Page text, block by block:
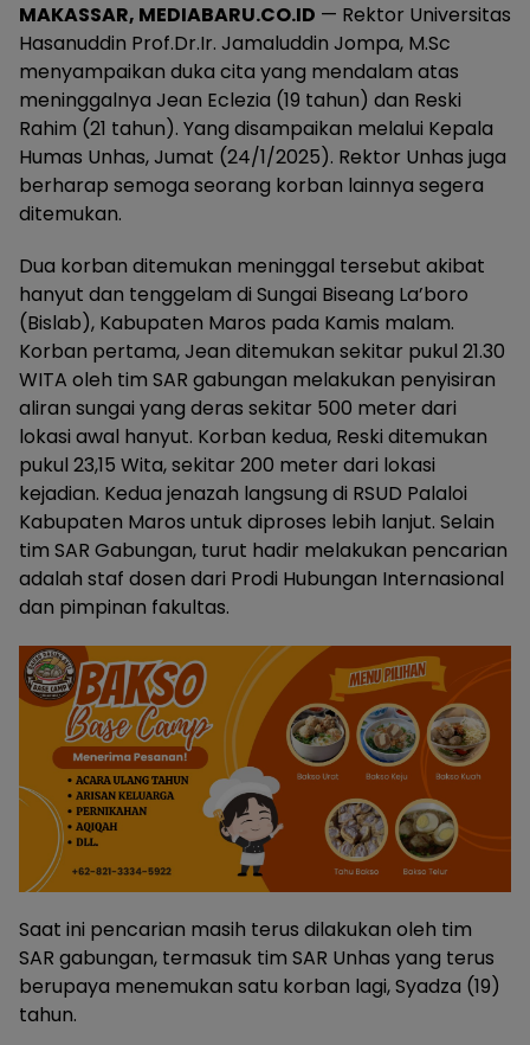
MAKASSAR, MEDIABARU.CO.ID — Rektor Universitas
Hasanuddin Prof.Dr.Ir. Jamaluddin Jompa, M.Sc
menyampaikan duka cita yang mendalam atas
meninggalnya Jean Eclezia (19 tahun) dan Reski
Rahim (21 tahun). Yang disampaikan melalui Kepala
Humas Unhas, Jumat (24/1/2025). Rektor Unhas juga
berharap semoga seorang korban lainnya segera
ditemukan.
Dua korban ditemukan meninggal tersebut akibat
hanyut dan tenggelam di Sungai Biseang La’boro
(Bislab), Kabupaten Maros pada Kamis malam.
Korban pertama, Jean ditemukan sekitar pukul 21.30
WITA oleh tim SAR gabungan melakukan penyisiran
aliran sungai yang deras sekitar 500 meter dari
lokasi awal hanyut. Korban kedua, Reski ditemukan
pukul 23,15 Wita, sekitar 200 meter dari lokasi
kejadian. Kedua jenazah langsung di RSUD Palaloi
Kabupaten Maros untuk diproses lebih lanjut. Selain
tim SAR Gabungan, turut hadir melakukan pencarian
adalah staf dosen dari Prodi Hubungan Internasional
dan pimpinan fakultas.
Saat ini pencarian masih terus dilakukan oleh tim
SAR gabungan, termasuk tim SAR Unhas yang terus
berupaya menemukan satu korban lagi, Syadza (19)
tahun.